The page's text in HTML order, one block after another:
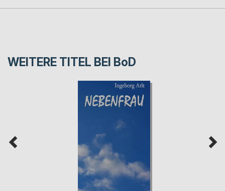
WEITERE TITEL BEI BoD